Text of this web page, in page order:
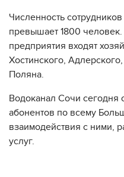
Численность
превышает 1800
предприятия входят
Хостинского,
Поляна.
Водоканал Сочи сегодня
абонентов по всему
взаимодействия с ними,
услуг.